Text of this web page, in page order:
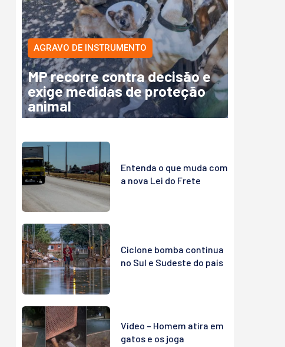
AGRAVO DE INSTRUMENTO
MP recorre contra decisão e
exige medidas de proteção
animal
Entenda o que muda com
a nova Lei do Frete
Ciclone bomba continua
no Sul e Sudeste do país
Vídeo – Homem atira em
gatos e os joga